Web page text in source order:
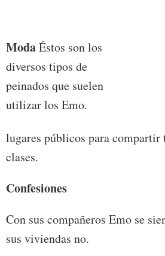
ModaÉstos son los
diversos tipos de
peinados que suelen
utilizar los Emo.
lugares públicos para compartir
clases.
Confesiones
Con sus compañeros Emo se
sus viviendas no.